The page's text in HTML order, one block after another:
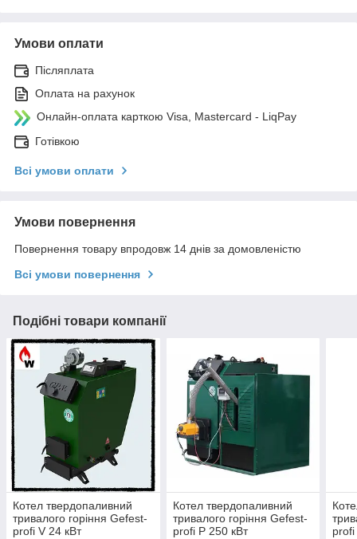
Умови оплати
Післяплата
Оплата на рахунок
Онлайн-оплата карткою Visa, Mastercard - LiqPay
Готівкою
Всі умови оплати
Умови повернення
Повернення товару впродовж 14 днів за домовленістю
Всі умови повернення
Подібні товари компанії
Котел твердопаливний
тривалого горіння Gefest-
profi V 24 кВт
Котел твердопаливний
тривалого горіння Gefest-
profi P 250 кВт
profi